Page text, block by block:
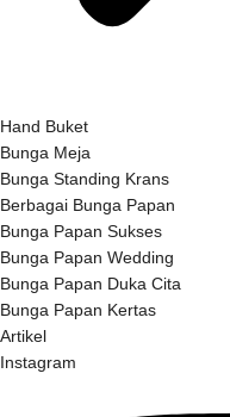
Hand Buket
Bunga Meja
Bunga Standing Krans
Berbagai Bunga Papan
Bunga Papan Sukses
Bunga Papan Wedding
Bunga Papan Duka Cita
Bunga Papan Kertas
Artikel
Instagram